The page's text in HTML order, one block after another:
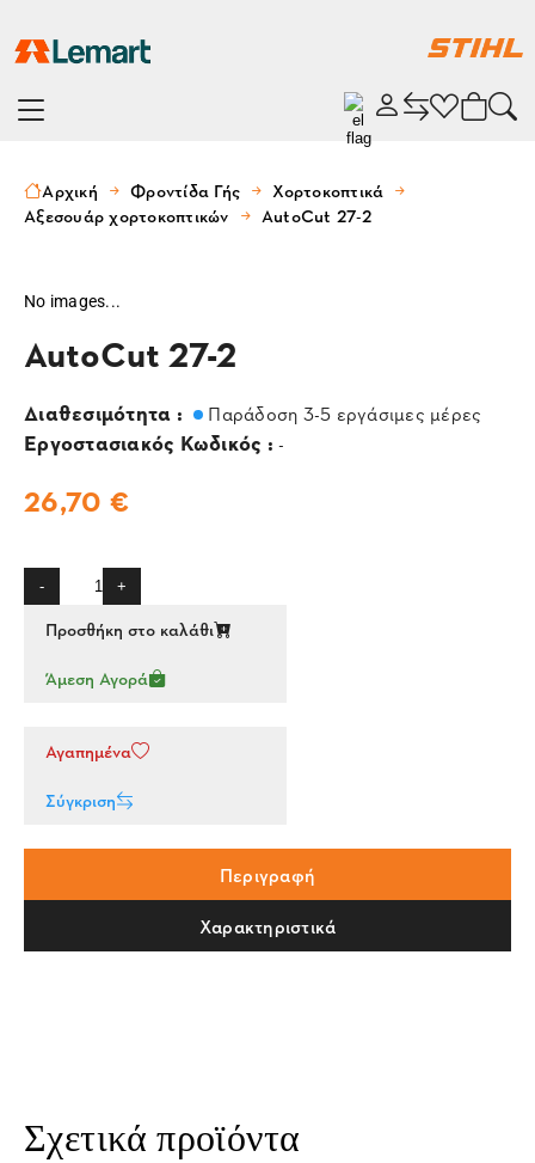
Αρχική Φροντίδα Γής
Χορτοκοπτικά
Αξεσουάρ χορτοκοπτικών
AutoCut 27-2
No images...
AutoCut 27-2
Διαθεσιμότητα : Παράδοση 3-5 εργάσιμες μέρες
Εργοστασιακός Κωδικός : -
26,70 €
- +
Προσθήκη στο καλάθι
Άμεση Αγορά
Αγαπημένα
Σύγκριση
Περιγραφή
Χαρακτηριστικά
Σχετικά προϊόντα